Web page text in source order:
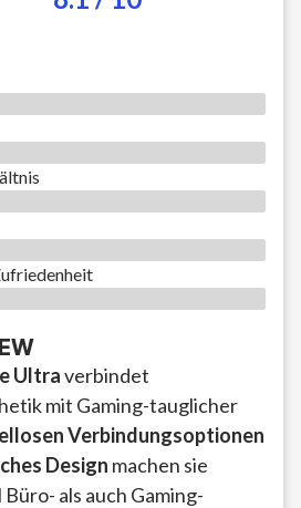
Ultraverbindet
mit Gaming-tauglicher
Verbindungsoptionen
Design machen sie
als auch Gaming-